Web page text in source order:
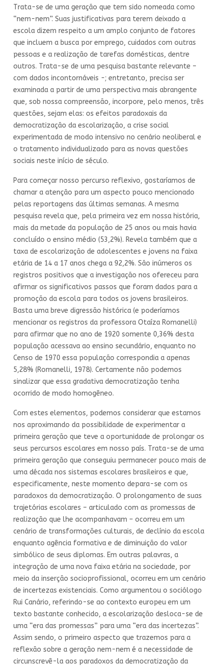
Trata-se de uma geração que tem sido nomeada como
“nem-nem”. Suas justificativas para terem deixado a
escola dizem respeito a um amplo conjunto de fatores
que incluem a busca por emprego, cuidados com outras
pessoas e a realização de tarefas domésticas, dentre
outros. Trata-se de uma pesquisa bastante relevante –
com dados incontornáveis -; entretanto, precisa ser
examinada a partir de uma perspectiva mais abrangente
que, sob nossa compreensão, incorpore, pelo menos, três
questões, sejam elas: os efeitos paradoxais da
democratização da escolarização, a crise social
experimentada de modo intensivo no cenário neoliberal e
o tratamento individualizado para as novas questões
sociais neste início de século.
Para começar nosso percurso reflexivo, gostaríamos de
chamar a atenção para um aspecto pouco mencionado
pelas reportagens das últimas semanas. A mesma
pesquisa revela que, pela primeira vez em nossa história,
mais da metade da população de 25 anos ou mais havia
concluído o ensino médio (53,2%). Revela também que a
taxa de escolarização de adolescentes e jovens na faixa
etária de 14 a 17 anos chega a 92,2%. São inúmeros os
registros positivos que a investigação nos ofereceu para
afirmar os significativos passos que foram dados para a
promoção da escola para todos os jovens brasileiros.
Basta uma breve digressão histórica (e poderíamos
mencionar os registros da professora Otaíza Romanelli)
para afirmar que no ano de 1920 somente 0,36% desta
população acessava ao ensino secundário, enquanto no
Censo de 1970 essa população correspondia a apenas
5,28% (Romanelli, 1978). Certamente não podemos
sinalizar que essa gradativa democratização tenha
ocorrido de modo homogêneo.
Com estes elementos, podemos considerar que estamos
nos aproximando da possibilidade de experimentar a
primeira geração que teve a oportunidade de prolongar os
seus percursos escolares em nosso país. Trata-se de uma
primeira geração que conseguiu permanecer pouco mais de
uma década nos sistemas escolares brasileiros e que,
especificamente, neste momento depara-se com os
paradoxos da democratização. O prolongamento de suas
trajetórias escolares – articulado com as promessas de
realização que lhe acompanhavam – ocorreu em um
cenário de transformações culturais, de declínio da escola
enquanto agência formativa e de diminuição do valor
simbólico de seus diplomas. Em outras palavras, a
integração de uma nova faixa etária na sociedade, por
meio da inserção socioprofissional, ocorreu em um cenário
de incertezas existenciais. Como argumentou o sociólogo
Rui Canário, referindo-se ao contexto europeu em um
texto bastante conhecido, a escolarização desloca-se de
uma “era das promessas” para uma “era das incertezas”.
Assim sendo, o primeiro aspecto que trazemos para a
reflexão sobre a geração nem-nem é a necessidade de
circunscrevê-la aos paradoxos da democratização da